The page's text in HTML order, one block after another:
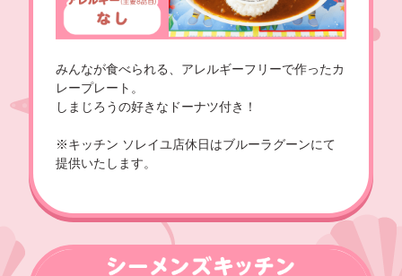
みんなが食べられる、アレルギーフリーで作ったカ
レープレート。
しまじろうの好きなドーナツ付き！
※キッチン ソレイユ店休日はブルーラグーンにて
提供いたします。